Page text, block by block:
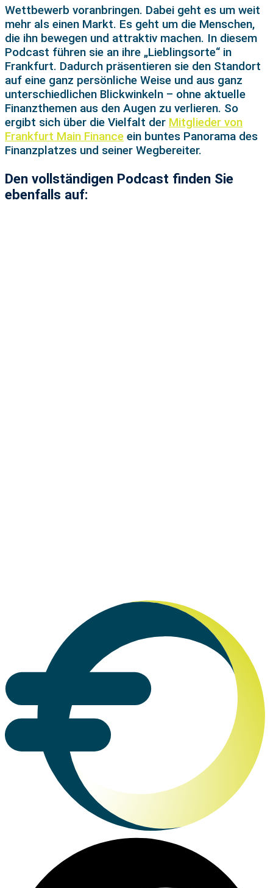
Wettbewerb voranbringen. Dabei geht es um weit
mehr als einen Markt. Es geht um die Menschen,
die ihn bewegen und attraktiv machen. In diesem
Podcast führen sie an ihre „Lieblingsorte“ in
Frankfurt. Dadurch präsentieren sie den Standort
auf eine ganz persönliche Weise und aus ganz
unterschiedlichen Blickwinkeln – ohne aktuelle
Finanzthemen aus den Augen zu verlieren. So
ergibt sich über die Vielfalt der Mitglieder von
Frankfurt Main Finance ein buntes Panorama des
Finanzplatzes und seiner Wegbereiter.
Den vollständigen Podcast finden Sie
ebenfalls auf: